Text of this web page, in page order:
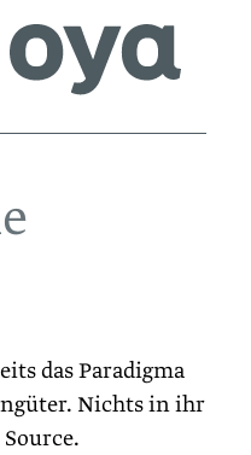
das Paradigma
Nichts in ihr